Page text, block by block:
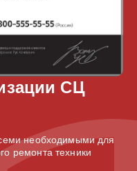
СЦ
необходимыми для
ремонта техники